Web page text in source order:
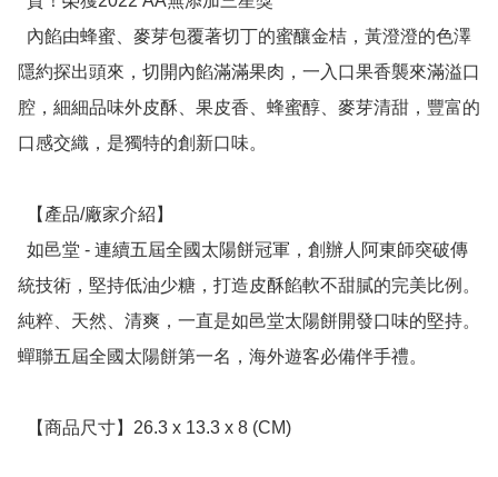
隱約探出頭來，切開內餡滿滿果肉，一入口果香襲來滿溢口
腔，細細品味外皮酥、果皮香、蜂蜜醇、麥芽清甜，豐富的
口感交織，是獨特的創新口味。
統技術，堅持低油少糖，打造皮酥餡軟不甜膩的完美比例。
純粹、天然、清爽，一直是如邑堂太陽餅開發口味的堅持。
蟬聯五屆全國太陽餅第一名，海外遊客必備伴手禮。